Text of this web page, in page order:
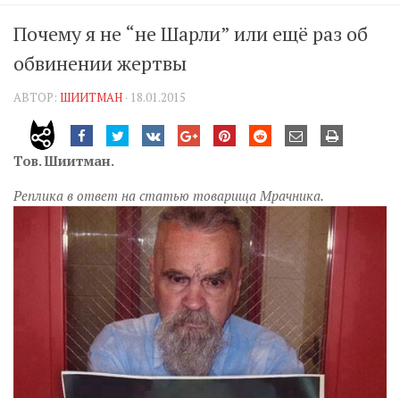
Позиція
Агітатор
Візуальне
Научпоп
Головне
Inter/antinational
Почему я не “не Шарли” или ещё раз об
обвинении жертвы
АВТОР: ШИИТМАН · 18.01.2015
Тов. Шиитман.
Реплика в ответ на статью товарища Мрачника.